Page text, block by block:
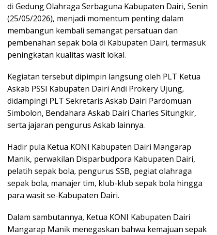
di Gedung Olahraga Serbaguna Kabupaten Dairi, Senin
(25/05/2026), menjadi momentum penting dalam
membangun kembali semangat persatuan dan
pembenahan sepak bola di Kabupaten Dairi, termasuk
peningkatan kualitas wasit lokal.
Kegiatan tersebut dipimpin langsung oleh PLT Ketua
Askab PSSI Kabupaten Dairi Andi Prokery Ujung,
didampingi PLT Sekretaris Askab Dairi Pardomuan
Simbolon, Bendahara Askab Dairi Charles Situngkir,
serta jajaran pengurus Askab lainnya.
Hadir pula Ketua KONI Kabupaten Dairi Mangarap
Manik, perwakilan Disparbudpora Kabupaten Dairi,
pelatih sepak bola, pengurus SSB, pegiat olahraga
sepak bola, manajer tim, klub-klub sepak bola hingga
para wasit se-Kabupaten Dairi.
Dalam sambutannya, Ketua KONI Kabupaten Dairi
Mangarap Manik menegaskan bahwa kemajuan sepak